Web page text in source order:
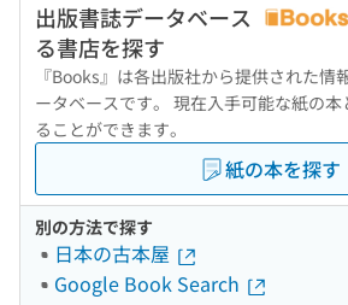
出版書誌データベース
る書店を探す
『Books』は各出版社から提供された情
ータベースです。 現在入手可能な紙の
ることができます。
紙の本を探す
別の方法で探す
日本の古本屋
Google Book Search